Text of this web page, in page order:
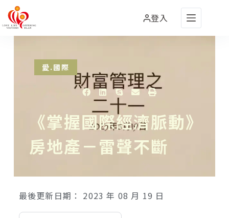
登入
愛.國際
《掌握國際經濟脈動》
房地產－雷聲不斷
最後更新日期： 2023 年 08 月 19 日